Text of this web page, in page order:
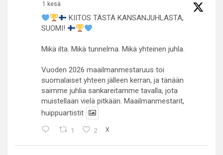
1 kesä
KIITOS TÄSTÄ KANSANJUHLASTA,
SUOMI!
Mikä ilta. Mikä tunnelma. Mikä yhteinen juhla.
Vuoden 2026 maailmanmestaruus toi
suomalaiset yhteen jälleen kerran, ja tänään
saimme juhlia sankareitamme tavalla, jota
muistellaan vielä pitkään. Maailmanmestarit,
huippuartistit
1 2 X